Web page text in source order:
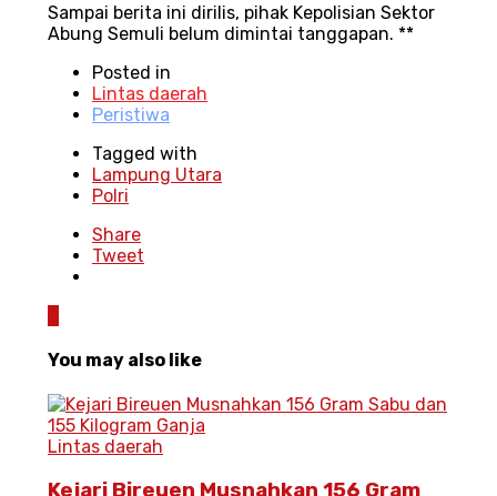
Sampai berita ini dirilis, pihak Kepolisian Sektor
Abung Semuli belum dimintai tanggapan. **
Posted in
Lintas daerah
Peristiwa
Tagged with
Lampung Utara
Polri
Share
Tweet
You may also like
Lintas daerah
Kejari Bireuen Musnahkan 156 Gram